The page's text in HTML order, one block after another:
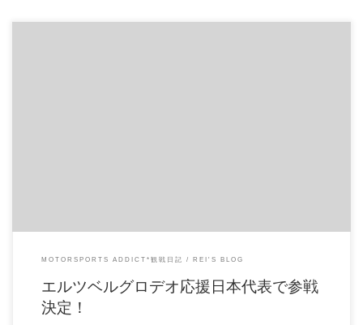
MOTORSPORTS ADDICT*観戦日記 REI'S BLOG
エルツベルグロデオ応援日本代表で参戦
決定！